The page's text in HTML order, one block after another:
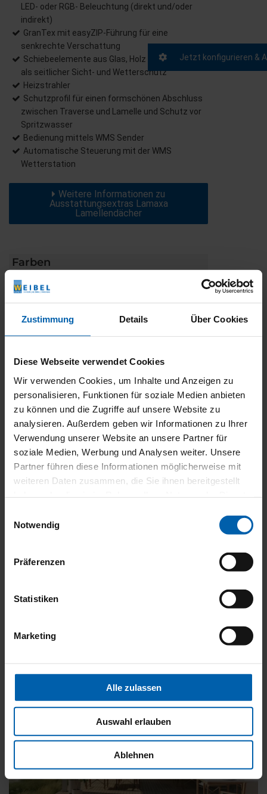
Zustimmung Details Über Cookies
Diese Webseite verwendet Cookies
Wir verwenden Cookies, um Inhalte und Anzeigen zu
personalisieren, Funktionen für soziale Medien anbieten
zu können und die Zugriffe auf unsere Website zu
analysieren. Außerdem geben wir Informationen zu Ihrer
Verwendung unserer Website an unsere Partner für
soziale Medien, Werbung und Analysen weiter. Unsere
Partner führen diese Informationen möglicherweise mit
weiteren Daten zusammen, die Sie ihnen bereitgestellt
Notwendig
Präferenzen
Statistiken
Marketing
Alle zulassen
Auswahl erlauben
Ablehnen
LED- oder RGB- Beleuchtung (direkt und/oder
indirekt)
GranTex mit easyZIP-Führung für eine
senkrechte Verschattung
Schiebeelemente aus Glas, Holz oder Aluminium
als seitlicher Sicht- und Wetterschutz
Heizstrahler
Schutzprofil für einen formschönen Abschluss
zwischen Traverse und Lamelle und Schutz vor
Spritzwasser
Bedienung mittels WMS Sender
Automatische Steuerung mit der WMS
Wetterstation
Weitere Informationen zu
Ausstattungsextras Lamaxa
Lamellendächer
Farben
Das könnte Sie auch interessieren
Jetzt konfigurieren &